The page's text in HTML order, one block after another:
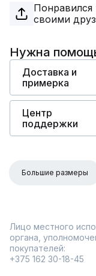
Понравился
своими
Нужна
Доставка и
примерка
Центр
поддержки
Большие размеры
Лицо местного
органа,
покупателей:
+375 162 30-18-45